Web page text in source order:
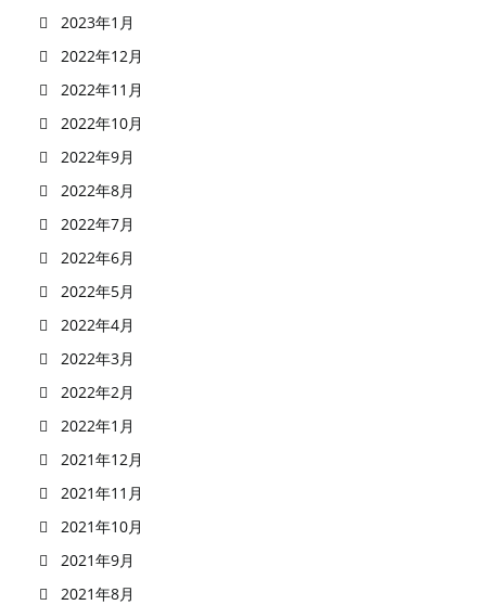
2023年1月
2022年12月
2022年11月
2022年10月
2022年9月
2022年8月
2022年7月
2022年6月
2022年5月
2022年4月
2022年3月
2022年2月
2022年1月
2021年12月
2021年11月
2021年10月
2021年9月
2021年8月